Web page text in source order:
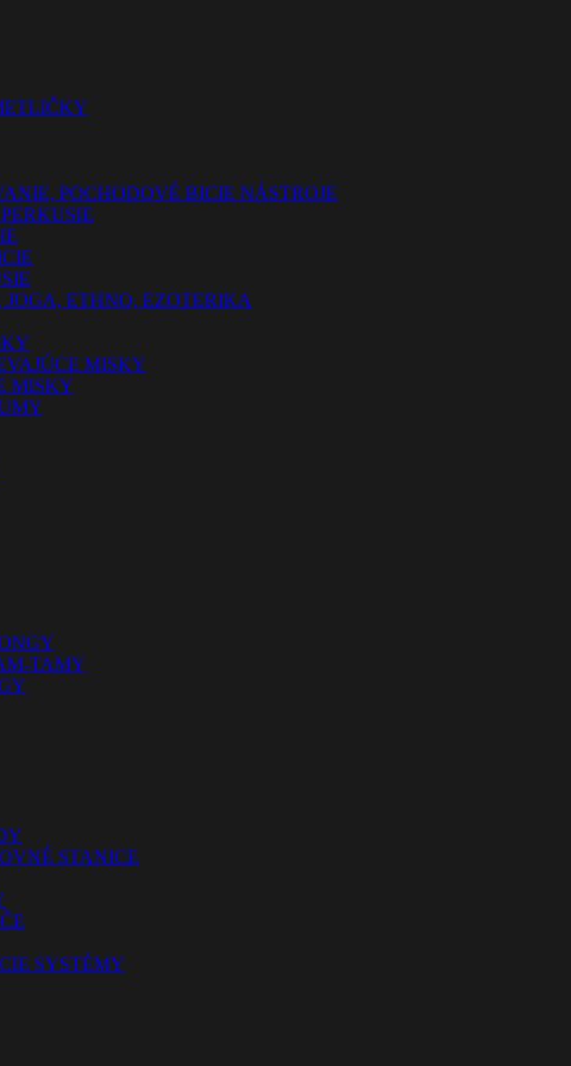
POCHODOVÉ BICIE NÁSTROJE
ETHNO, EZOTERIKA
MISKY
MISKY
TAMY
STANICE
SYSTÉMY